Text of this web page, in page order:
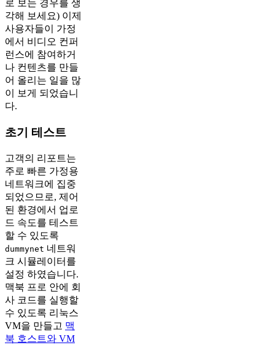
로 보는 경우를 생
각해 보세요) 이제
사용자들이 가정
에서 비디오 컨퍼
런스에 참여하거
나 컨텐츠를 만들
어 올리는 일을 많
이 보게 되었습니
다.
초기 테스트
고객의 리포트는
주로 빠른 가정용
네트워크에 집중
되었으므로, 제어
된 환경에서 업로
드 속도를 테스트
할 수 있도록
dummynet 네트워
크 시뮬레이터를
설정 하였습니다.
맥북 프로 안에 회
사 코드를 실행할
수 있도록 리눅스
VM을 만들고 맥
북 호스트와 VM